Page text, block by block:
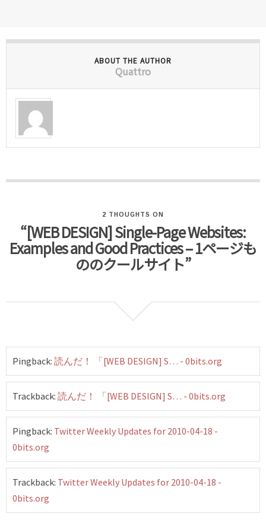
ABOUT THE AUTHOR
Quattro
2 THOUGHTS ON
“[WEB DESIGN] Single-Page Websites:
Examples and Good Practices – 1ページも
ののクールサイト”
Pingback: 読んだ！ 「[WEB DESIGN] S… - 0bits.org
Trackback: 読んだ！ 「[WEB DESIGN] S… - 0bits.org
Pingback: Twitter Weekly Updates for 2010-04-18 -
0bits.org
Trackback: Twitter Weekly Updates for 2010-04-18 -
0bits.org